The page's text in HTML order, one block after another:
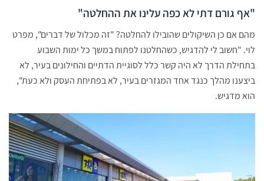
"אף גורם דתי לא כפה עלינו את ההחלטה"
מהם אם כן השיקולים שהובילו להחלטה? "זה מכלול של דברים", מפרט
לוי. "חשוב לי להדגיש, כשהחלטנו לפתוח במשך כל ימות השבוע
בתחילת הדרך לא היה קשר כלל לסוגיית הדתיים והחילונים בעיר, לא
ביצענו מהלך כנגד אחד המגזרים בעיר, לא בפתיחת העסק ולא כעת",
הוא מדגיש.